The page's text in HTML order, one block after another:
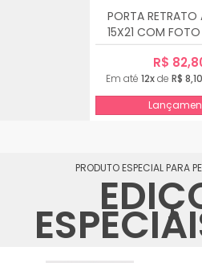
PORTA RETRATO
15X21 COM
R$
Em até 12xde R$ 8,10
PRODUTO ESPECIAL PARA